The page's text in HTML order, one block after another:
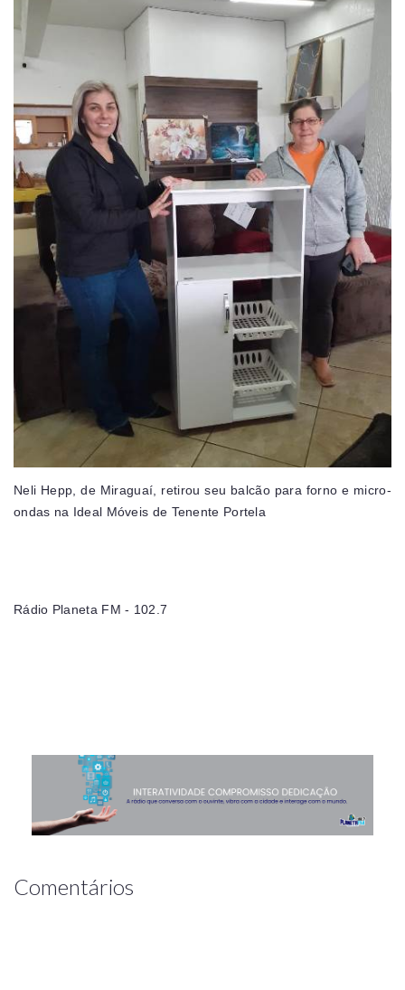
Neli Hepp, de Miraguaí, retirou seu balcão para forno e micro-
ondas na Ideal Móveis de Tenente Portela
Rádio Planeta FM - 102.7
Comentários